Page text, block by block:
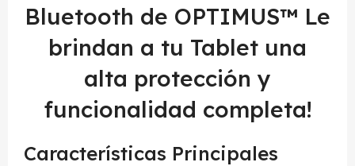
Bluetooth de OPTIMUS™ Le
brindan a tu Tablet una
alta protección y
funcionalidad completa!
Características Principales